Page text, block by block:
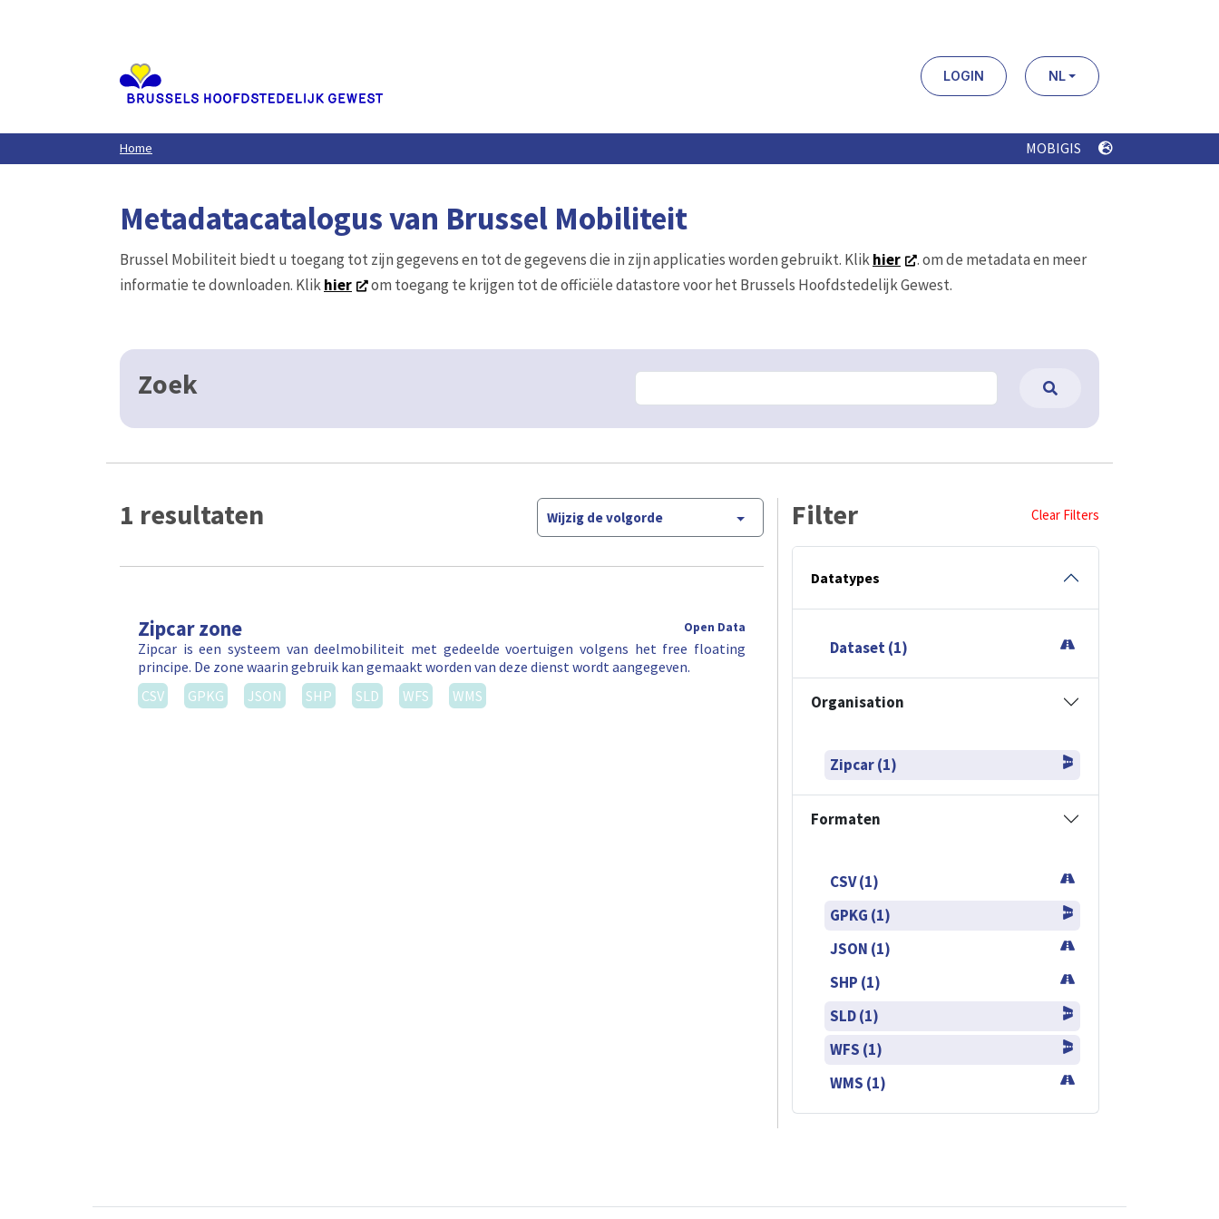
LOGIN NL
Home MOBIGIS
Metadatacatalogus van Brussel Mobiliteit
Brussel Mobiliteit biedt u toegang tot zijn gegevens en tot de gegevens die in zijn applicaties worden gebruikt. Klikhier
. om de metadata en meer
informatie te downloaden. Klikhier om toegang te krijgen tot de officiële datastore voor het Brussels Hoofdstedelijk Gewest.
Zoek
1 resultaten Wijzig de volgorde
Zipcar zone Open Data
Zipcar is een systeem van deelmobiliteit met gedeelde voertuigen volgens het free floating
principe. De zone waarin gebruik kan gemaakt worden van deze dienst wordt aangegeven.
CSV
GPKG JSON SHP SLD WFS WMS
Filter Clear Filters
Datatypes
Dataset (1)
Organisation
Zipcar (1)
Formaten
CSV (1)
GPKG (1)
JSON (1)
SHP (1)
SLD (1)
WFS (1)
WMS (1)